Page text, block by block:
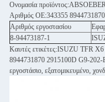
Ονομασία
Αριθμός ΟΕ:343355
Αριθμός εργοστασίου
8-94473187-1
Καυτές ετικέτες:ISUZU TFR
8944731870 2915100D G9-202-
εργοστάσιο, εξατομικευμένο,